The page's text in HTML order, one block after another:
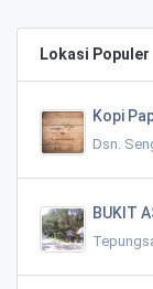
Lokasi Populer
Kopi
Dsn.
BUKIT